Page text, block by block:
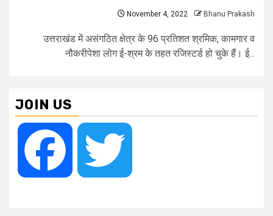
November 4, 2022 Bhanu Prakash
उत्तराखंड में असंगठित क्षेत्र के 96 प्रतिशत श्रमिक, कामगार व
नौकरीपेशा लोग ई-श्रम के तहत रजिस्टर्ड हो चुके हैं। ई...
JOIN US
Facebook